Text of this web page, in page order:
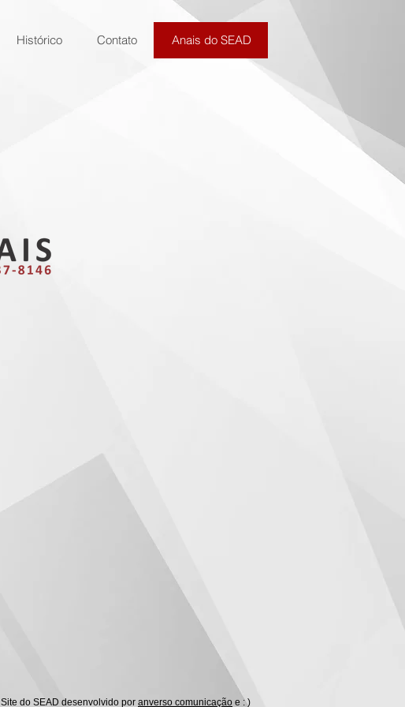
Histórico Contato Anais do SEAD
Site do SEAD desenvolvido por anverso comunicação e : )